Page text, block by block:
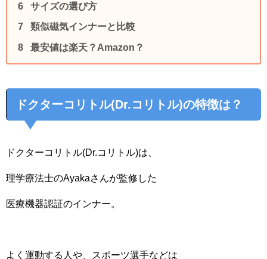
サイズの選び方
類似磁気インナーと比較
最安値は楽天？Amazon？
ドクターコリトル(Dr.コリトル)の特徴は？
ドクターコリトル(Dr.コリトル)は、
理学療法士のAyakaさんが監修した
医療機器認証のインナー。
よく運動する人や、スポーツ選手などは